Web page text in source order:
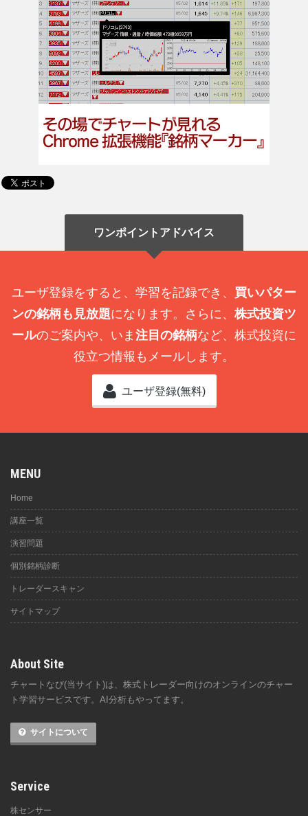
ワンポイントアドバイス
ユーザ登録をすると、学習を記録でき、 買いパター
ンの銘柄も見放題になります。さらに、 株式投資ツ
ールのご案内や、いま 注目の銘柄など、株式投資に
役立つ情報もメールします。
ユーザ登録(無料)
MENU
Home
講座一覧
演習問題
個別銘柄診断
トレーダースキャン
サイトマップ
About Site
チャートなび(当サイト)は、株式トレーダー向けのオンラインのチャー
ト学習サービスです。AI分析もやってます。
サイトについて
Service
株センサー